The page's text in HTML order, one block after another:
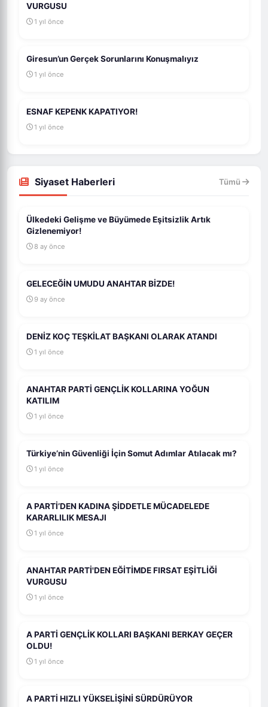
VURGUSU
1 yıl önce
Giresun’un Gerçek Sorunlarını Konuşmalıyız
1 yıl önce
ESNAF KEPENK KAPATIYOR!
1 yıl önce
Siyaset Haberleri Tümü
Ülkedeki Gelişme ve Büyümede Eşitsizlik Artık
Gizlenemiyor!
8 ay önce
GELECEĞİN UMUDU ANAHTAR BİZDE!
9 ay önce
DENİZ KOÇ TEŞKİLAT BAŞKANI OLARAK ATANDI
1 yıl önce
ANAHTAR PARTİ GENÇLİK KOLLARINA YOĞUN
KATILIM
1 yıl önce
Türkiye’nin Güvenliği İçin Somut Adımlar Atılacak mı?
1 yıl önce
A PARTİ’DEN KADINA ŞİDDETLE MÜCADELEDE
KARARLILIK MESAJI
1 yıl önce
ANAHTAR PARTİ'DEN EĞİTİMDE FIRSAT EŞİTLİĞİ
VURGUSU
1 yıl önce
A PARTİ GENÇLİK KOLLARI BAŞKANI BERKAY GEÇER
OLDU!
1 yıl önce
A PARTİ HIZLI YÜKSELİŞİNİ SÜRDÜRÜYOR